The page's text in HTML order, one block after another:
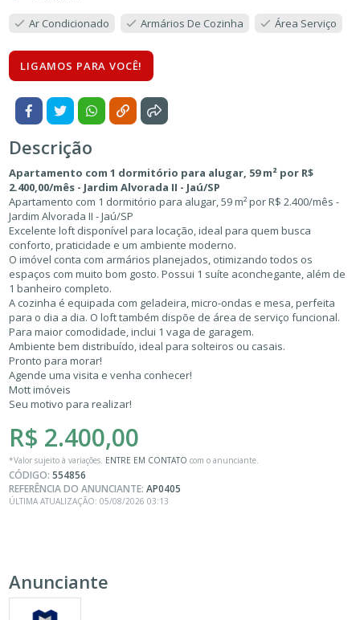
Ar Condicionado Armários De Cozinha Área Serviço
LIGAMOS PARA VOCÊ!
Descrição
Apartamento com 1 dormitório para alugar, 59 m² por R$
2.400,00/mês - Jardim Alvorada II - Jaú/SP
Apartamento com 1 dormitório para alugar, 59 m² por R$ 2.400/mês -
Jardim Alvorada II - Jaú/SP
Excelente loft disponível para locação, ideal para quem busca
conforto, praticidade e um ambiente moderno.
O imóvel conta com armários planejados, otimizando todos os
espaços com muito bom gosto. Possui 1 suíte aconchegante, além de
1 banheiro completo.
A cozinha é equipada com geladeira, micro-ondas e mesa, perfeita
para o dia a dia. O loft também dispõe de área de serviço funcional.
Para maior comodidade, inclui 1 vaga de garagem.
Ambiente bem distribuído, ideal para solteiros ou casais.
Pronto para morar!
Agende uma visita e venha conhecer!
Mott imóveis
Seu motivo para realizar!
R$ 2.400,00
*Valor sujeito à variações. ENTRE EM CONTATO com o anunciante.
CÓDIGO:554856
REFERÊNCIA DO ANUNCIANTE:AP0405
ÚLTIMA ATUALIZAÇÃO: 05/08/2026 03:13
Anunciante